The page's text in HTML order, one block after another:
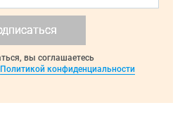
вы соглашаетесь
Политикой конфиденциальности